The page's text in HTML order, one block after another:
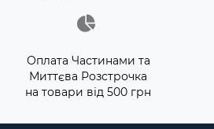
Оплата Частинами та
Миттєва Розстрочка
на товари від 500 грн